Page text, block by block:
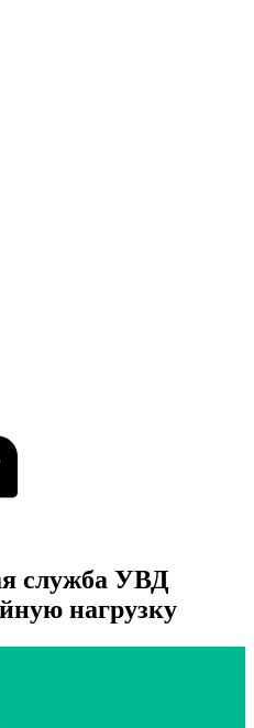
служба УВД
нагрузку